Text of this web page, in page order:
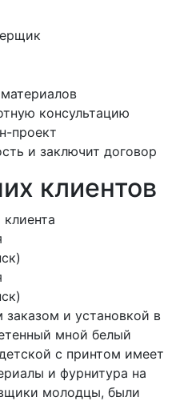
консультацию
проект
и заключит договор
клиентов
и установкой в
мной белый
с принтом имеет
и фурнитура на
молодцы, были